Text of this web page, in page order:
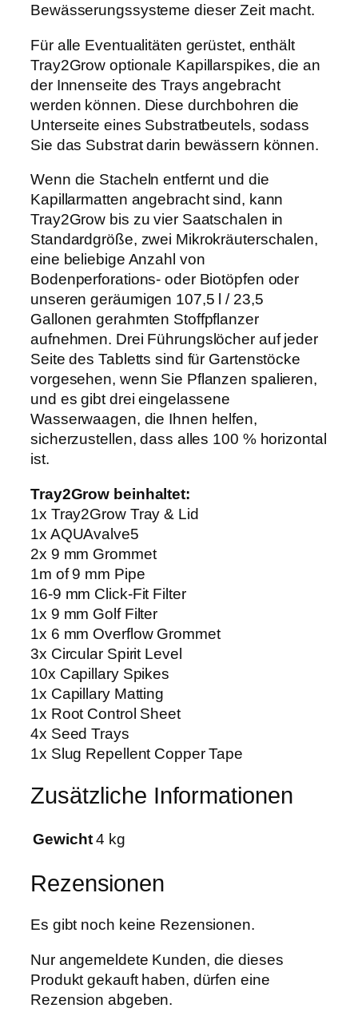
Bewässerungssysteme dieser Zeit macht.
Für alle Eventualitäten gerüstet, enthält
Tray2Grow optionale Kapillarspikes, die an
der Innenseite des Trays angebracht
werden können. Diese durchbohren die
Unterseite eines Substratbeutels, sodass
Sie das Substrat darin bewässern können.
Wenn die Stacheln entfernt und die
Kapillarmatten angebracht sind, kann
Tray2Grow bis zu vier Saatschalen in
Standardgröße, zwei Mikrokräuterschalen,
eine beliebige Anzahl von
Bodenperforations- oder Biotöpfen oder
unseren geräumigen 107,5 l / 23,5
Gallonen gerahmten Stoffpflanzer
aufnehmen. Drei Führungslöcher auf jeder
Seite des Tabletts sind für Gartenstöcke
vorgesehen, wenn Sie Pflanzen spalieren,
und es gibt drei eingelassene
Wasserwaagen, die Ihnen helfen,
sicherzustellen, dass alles 100 % horizontal
ist.
Tray2Grow beinhaltet:
1x Tray2Grow Tray & Lid
1x AQUAvalve5
2x 9 mm Grommet
1m of 9 mm Pipe
16-9 mm Click-Fit Filter
1x 9 mm Golf Filter
1x 6 mm Overflow Grommet
3x Circular Spirit Level
10x Capillary Spikes
1x Capillary Matting
1x Root Control Sheet
4x Seed Trays
1x Slug Repellent Copper Tape
Zusätzliche Informationen
Gewicht 4 kg
Rezensionen
Es gibt noch keine Rezensionen.
Nur angemeldete Kunden, die dieses
Produkt gekauft haben, dürfen eine
Rezension abgeben.